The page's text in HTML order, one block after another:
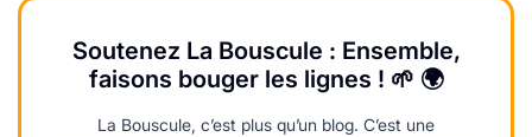
Soutenez La Bouscule : Ensemble,
faisons bouger les lignes ! 🌱 🌍
La Bouscule, c’est plus qu’un blog. C’est une